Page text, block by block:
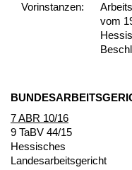
Vor­ins­tan­zen:
vom
7 ABR 10/16
9 TaBV 44/15
Hes­si­sches
Lan­des­ar­beits­ge­richt